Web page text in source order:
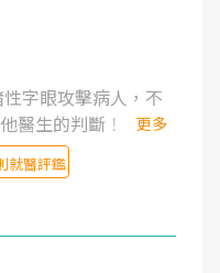
字眼攻擊病人，不
醫生的判斷！
更多
就醫評鑑